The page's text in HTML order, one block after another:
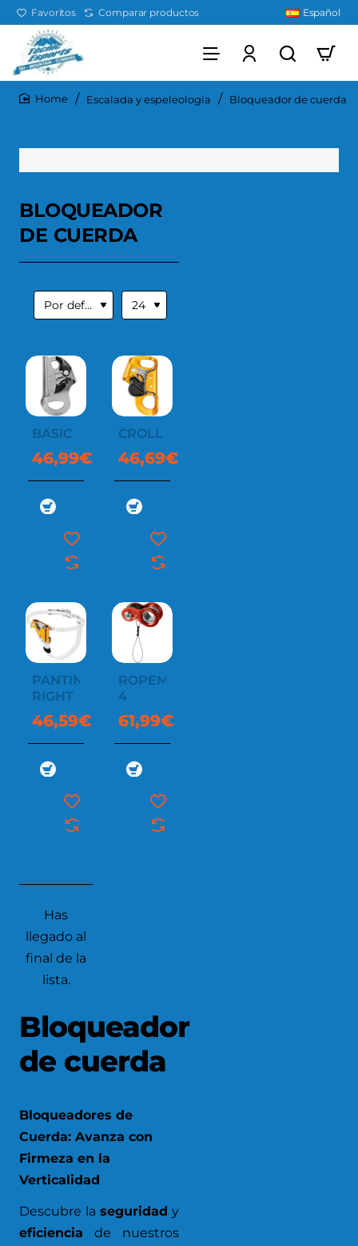
Favoritos Comparar productos Español
Escalada y espeleología Bloqueador de cuerda
BLOQUEADOR
DE CUERDA
Bloqueador
de cuerda
Bloqueadores de
Cuerda: Avanza con
Firmeza en la
Verticalidad
Descubre la seguridad y
eficiencia de nuestros
BASIC
46,99€
CROLL
46,69€
PANTIN
RIGHT
46,59€
ROPEMAN
4
61,99€
Has
llegado al
final de la
lista.